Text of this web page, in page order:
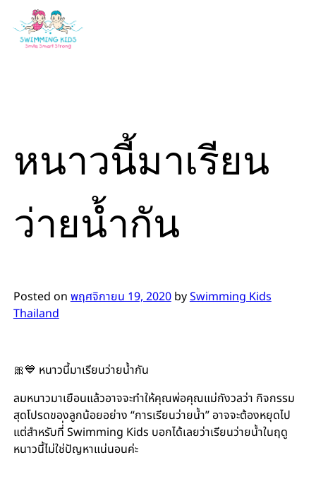
content
หนาวนี้มาเรียน
ว่ายน้ำกัน
Posted onพฤศจิกายน 19, 2020bySwimming Kids
Thailand
🎀💙 หนาวนี้มาเรียนว่ายน้ำกัน
ลมหนาวมาเยือนแล้วอาจจะทำให้คุณพ่อคุณแม่กังวลว่า กิจกรรม
สุดโปรดของลูกน้อยอย่าง “การเรียนว่ายน้ำ” อาจจะต้องหยุดไป
แต่สำหรับที่่ Swimming Kids บอกได้เลยว่าเรียนว่ายน้ำในฤดู
หนาวนี้ไม่ใช่ปัญหาแน่นอนค่ะ